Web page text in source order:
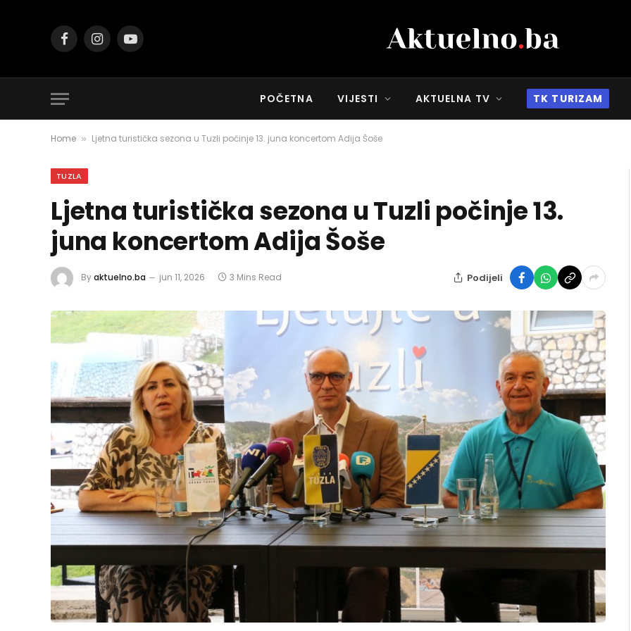
FacebookInstagramYouTube
POČETNA VIJESTI AKTUELNA TV TK TURIZAM
Home » Ljetna turistička sezona u Tuzli počinje 13. juna koncertom Adija Šoše
TUZLA
Ljetna turistička sezona u Tuzli počinje 13.
juna koncertom Adija Šoše
Byaktuelno.ba jun 11, 2026 3 Mins Read Podijeli